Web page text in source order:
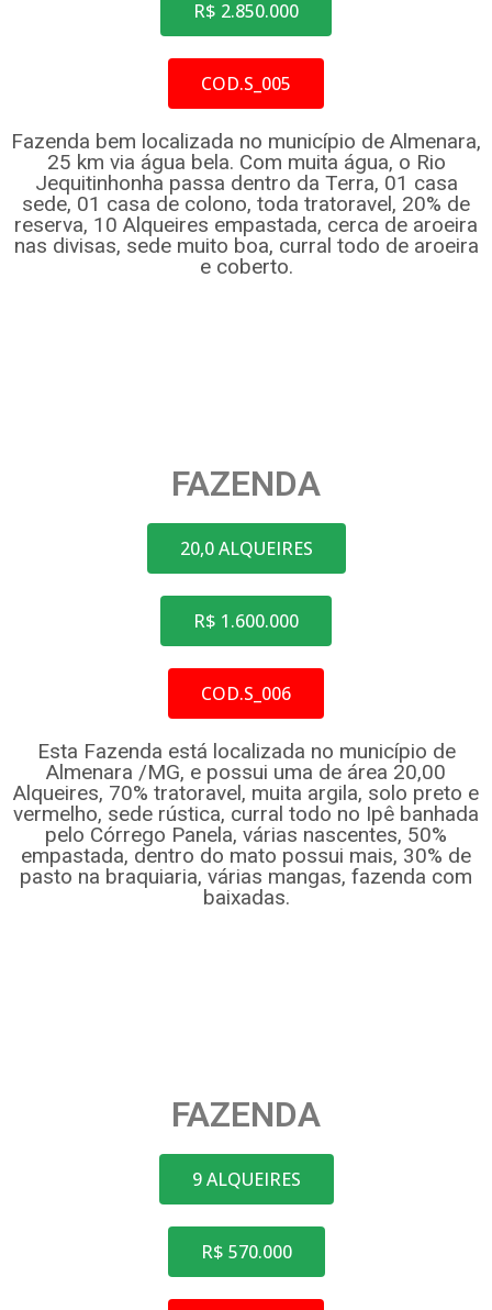
R$ 2.850.000
COD.S_005
Fazenda bem localizada no município de Almenara,
25 km via água bela. Com muita água, o Rio
Jequitinhonha passa dentro da Terra, 01 casa
sede, 01 casa de colono, toda tratoravel, 20% de
reserva, 10 Alqueires empastada, cerca de aroeira
nas divisas, sede muito boa, curral todo de aroeira
e coberto.
FAZENDA
20,0 ALQUEIRES
R$ 1.600.000
COD.S_006
Esta Fazenda está localizada no município de
Almenara /MG, e possui uma de área 20,00
Alqueires, 70% tratoravel, muita argila, solo preto e
vermelho, sede rústica, curral todo no Ipê banhada
pelo Córrego Panela, várias nascentes, 50%
empastada, dentro do mato possui mais, 30% de
pasto na braquiaria, várias mangas, fazenda com
baixadas.
FAZENDA
9 ALQUEIRES
R$ 570.000